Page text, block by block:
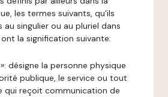
les termes suivants, qu'ils
au singulier ou au pluriel dans
la signification suivante:
désigne la personne physique
publique, le service ou tout
qui reçoit communication de